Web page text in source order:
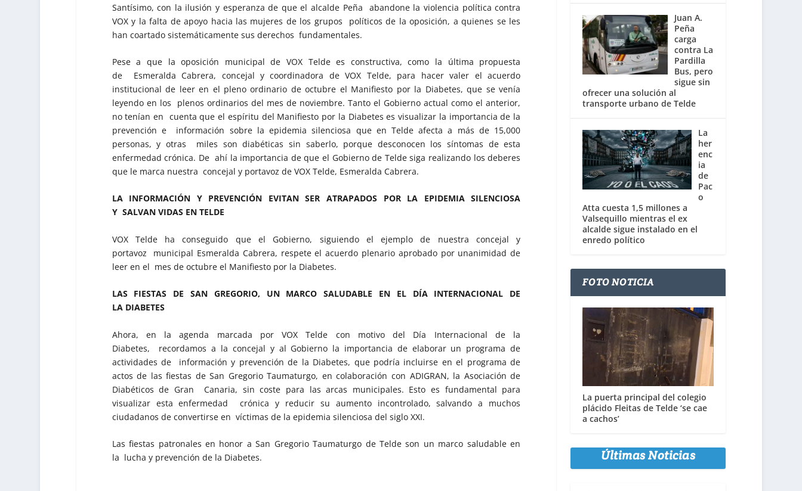
Santísimo, con la ilusión y esperanza de que el alcalde Peña abandone la violencia política contra
VOX y la falta de apoyo hacia las mujeres de los grupos políticos de la oposición, a quienes se les
han coartado sistemáticamente sus derechos fundamentales.
Pese a que la oposición municipal de VOX Telde es constructiva, como la última propuesta
de Esmeralda Cabrera, concejal y coordinadora de VOX Telde, para hacer valer el acuerdo
institucional de leer en el pleno ordinario de octubre el Manifiesto por la Diabetes, que se venía
leyendo en los plenos ordinarios del mes de noviembre. Tanto el Gobierno actual como el anterior,
no tenían en cuenta que el espíritu del Manifiesto por la Diabetes es visualizar la importancia de la
prevención e información sobre la epidemia silenciosa que en Telde afecta a más de 15,000
personas, y otras miles son diabéticas sin saberlo, porque desconocen los síntomas de esta
enfermedad crónica. De ahí la importancia de que el Gobierno de Telde siga realizando los deberes
que le marca nuestra concejal y portavoz de VOX Telde, Esmeralda Cabrera.
LA INFORMACIÓN Y PREVENCIÓN EVITAN SER ATRAPADOS POR LA EPIDEMIA SILENCIOSA
Y SALVAN VIDAS EN TELDE
VOX Telde ha conseguido que el Gobierno, siguiendo el ejemplo de nuestra concejal y
portavoz municipal Esmeralda Cabrera, respete el acuerdo plenario aprobado por unanimidad de
leer en el mes de octubre el Manifiesto por la Diabetes.
LAS FIESTAS DE SAN GREGORIO, UN MARCO SALUDABLE EN EL DÍA INTERNACIONAL DE
LA DIABETES
Ahora, en la agenda marcada por VOX Telde con motivo del Día Internacional de la
Diabetes, recordamos a la concejal y al Gobierno la importancia de elaborar un programa de
actividades de información y prevención de la Diabetes, que podría incluirse en el programa de
actos de las fiestas de San Gregorio Taumaturgo, en colaboración con ADIGRAN, la Asociación de
Diabéticos de Gran Canaria, sin coste para las arcas municipales. Esto es fundamental para
visualizar esta enfermedad crónica y reducir su aumento incontrolado, salvando a muchos
ciudadanos de convertirse en víctimas de la epidemia silenciosa del siglo XXI.
Las fiestas patronales en honor a San Gregorio Taumaturgo de Telde son un marco saludable en
la lucha y prevención de la Diabetes.
Juan A.
Peña
carga
contra La
Pardilla
Bus, pero
sigue sin
ofrecer una solución al
transporte urbano de Telde
La
her
enc
ia
de
Pac
o
Atta cuesta 1,5 millones a
Valsequillo mientras el ex
alcalde sigue instalado en el
enredo político
FOTO NOTICIA
La puerta principal del colegio
plácido Fleitas de Telde ‘se cae
a cachos’
Últimas Noticias